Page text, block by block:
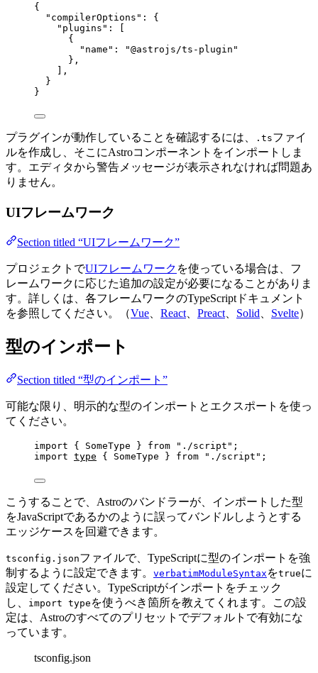
{
"compilerOptions" : {
"plugins" : [
{
"name" : "@astrojs/ts-plugin "
},
],
}
}
プラグインが動作していることを確認するには、 .tsファイ
ルを作成し、そこにAstroコンポーネントをインポートしま
す。エディタから警告メッセージが表示されなければ問題あ
りません。
UIフレームワーク
Section titled “UIフレームワーク”
プロジェクトでUIフレームワーク を使っている場合は、フ
レームワークに応じた追加の設定が必要になることがありま
す。詳しくは、各フレームワークのTypeScriptドキュメント
を参照してください。（Vue React Preact Solid Svelte）
型のインポート
Section titled “型のインポート”
可能な限り、明示的な型のインポートとエクスポートを使っ
てください。
import { SomeType } from " ./script " ;
import type { SomeType } from " ./script " ;
こうすることで、Astroのバンドラーが、インポートした型
をJavaScriptであるかのように誤ってバンドルしようとする
エッジケースを回避できます。
tsconfig.jsonファイルで、TypeScriptに型のインポートを強
制するように設定できます。 verbatimModuleSyntax をtrueに
設定してください。TypeScriptがインポートをチェック
し、
import type を使うべき箇所を教えてくれます。この設
定は、Astroのすべてのプリセットでデフォルトで有効にな
っています。
tsconfig.json